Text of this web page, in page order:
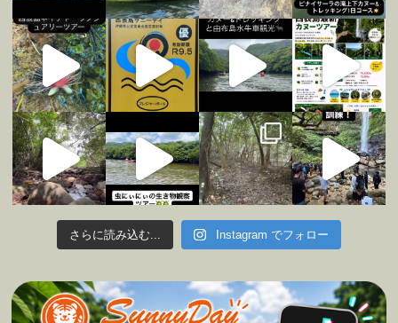
さらに読み込む... Instagram でフォロー